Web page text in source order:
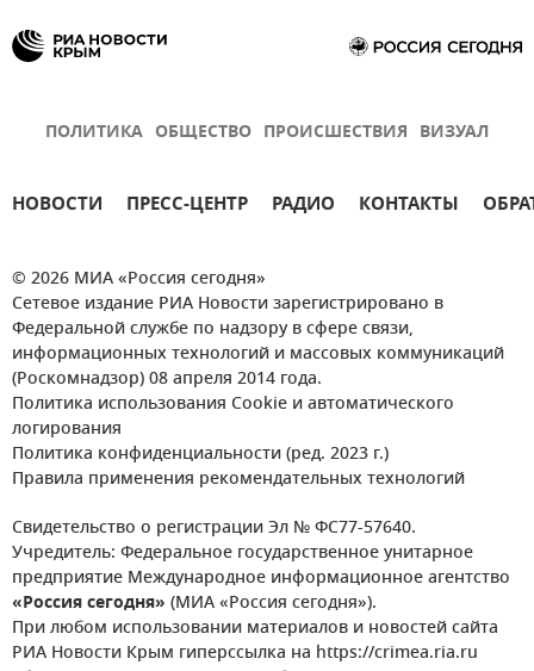
ПОЛИТИКА ОБЩЕСТВО ПРОИСШЕСТВИЯ ВИЗУАЛ
НОВОСТИ ПРЕСС-ЦЕНТР РАДИО КОНТАКТЫ
© 2026 МИА «Россия сегодня»
Сетевое издание РИА Новости зарегистрировано в
Федеральной службе по надзору в сфере связи,
информационных технологий и массовых коммуникаций
(Роскомнадзор) 08 апреля 2014 года.
Политика использования Cookie и автоматического
логирования
Политика конфиденциальности (ред. 2023 г.)
Правила применения рекомендательных технологий
Свидетельство о регистрации Эл № ФС77-57640.
Учредитель: Федеральное государственное унитарное
предприятие Международное информационное агентство
«Россия сегодня» (МИА «Россия сегодня»).
При любом использовании материалов и новостей сайта
РИА Новости Крым гиперссылка на https://crimea.ria.ru